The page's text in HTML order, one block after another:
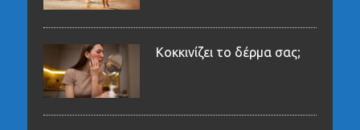
Κοκκινίζει το δέρμα σας;